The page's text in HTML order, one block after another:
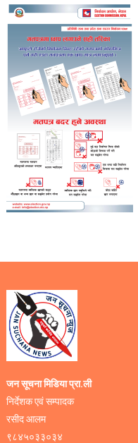
जन सूचना मिडिया प्रा.ली
निर्देशक एवं सम्पादक
रसीद आलम
९८४५०३३०३४